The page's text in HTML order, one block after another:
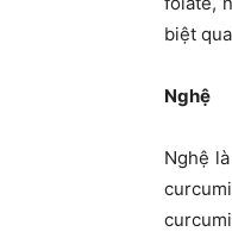
biệt
Nghệ
Nghệ